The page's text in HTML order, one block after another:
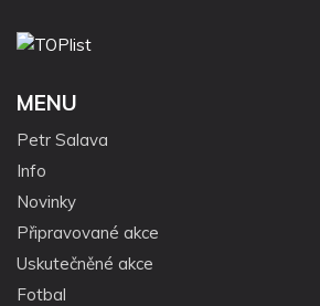
MENU
Petr Salava
Info
Novinky
Připravované akce
Uskutečněné akce
Fotbal